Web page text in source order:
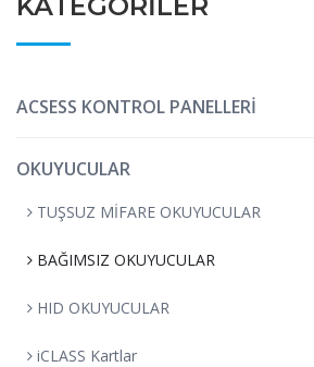
ACSESS KONTROL PANELLERİ
OKUYUCULAR
TUŞSUZ MİFARE OKUYUCULAR
BAĞIMSIZ OKUYUCULAR
HID OKUYUCULAR
iCLASS Kartlar